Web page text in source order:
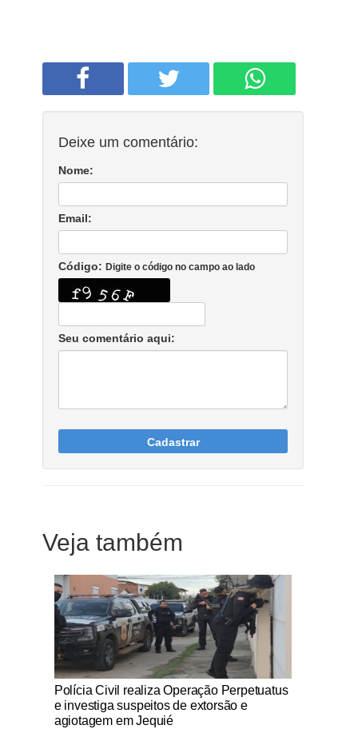
Deixe um comentário:
Nome:
Email:
Código: Digite o código no campo ao lado
Seu comentário aqui:
Cadastrar
Veja também
Notícias Católicas
Polícia Civil realiza Operação Perpetuatus
e investiga suspeitos de extorsão e
agiotagem em Jequié